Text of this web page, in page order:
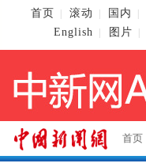
首页 滚动 国内
English
图片
首页